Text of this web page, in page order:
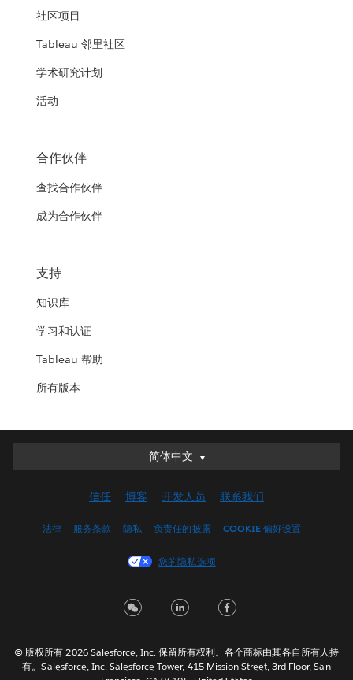
社区项目
Tableau 邻里社区
学术研究计划
活动
合作伙伴
查找合作伙伴
成为合作伙伴
支持
知识库
学习和认证
Tableau 帮助
所有版本
简体中文
简体中文
English (UK)
Français (Canada)
Italiano
한국어
Nederlands
信任 博客 开发人员 联系我们
法律 服务条款 隐私 负责任的披露 COOKIE 偏好设置
您的隐私选项
© 版权所有 2026 Salesforce, Inc. 保留所有权利。各个商标由其各自所有人持
有。Salesforce, Inc. Salesforce Tower, 415 Mission Street, 3rd Floor, San